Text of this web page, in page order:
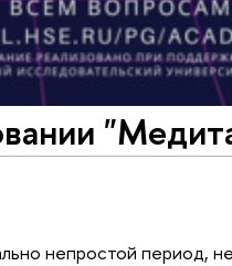
непростой период,